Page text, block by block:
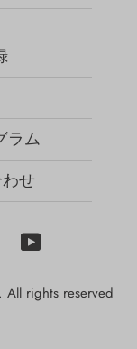
ラム
せ
YouTube
. All rights reserved